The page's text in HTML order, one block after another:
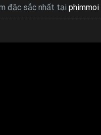
đặc sắc nhất tại phimmoi